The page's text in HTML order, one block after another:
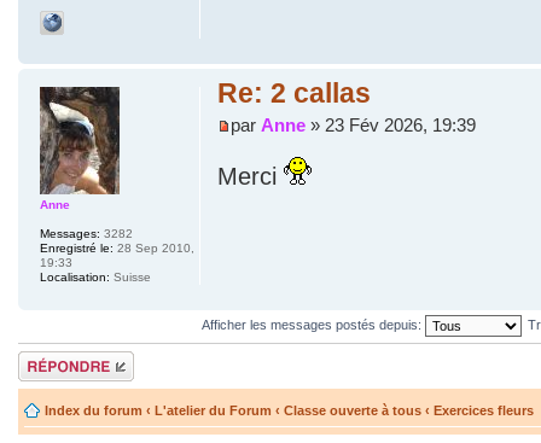
Re: 2 callas
par Anne » 23 Fév 2026, 19:39
Merci
Anne
Messages: 3282
Enregistré le: 28 Sep 2010,
19:33
Localisation: Suisse
Afficher les messages postés depuis:
Répondre
Index du forum ‹ L'atelier du Forum ‹ Classe ouverte à tous ‹ Exercices fleurs